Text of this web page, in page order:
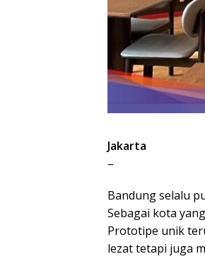
Jakarta
–
Bandung selalu
Sebagai kota
Prototipe unik
lezat tetapi juga